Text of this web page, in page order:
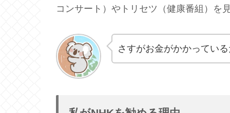
コンサート）やトリセツ（健康番組）を
さすがお金がかかってい